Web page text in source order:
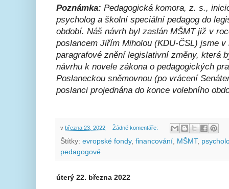
Poznámka: Pedagogická komora, z. s.,
psycholog a školní speciální pedagog do
období. Náš návrh byl zaslán MŠMT již v
poslancem Jiřím Miholou (KDU-ČSL) jsme
paragrafové znění legislativní změny, která
návrhu k novele zákona o pedagogických
Poslaneckou sněmovnou (po vrácení
poslanci projednána do konce volebního
v března 23, 2022 Žádné komentáře:
Štítky: evropské fondy, financování, MŠMT,
pedagogové
úterý 22. března 2022